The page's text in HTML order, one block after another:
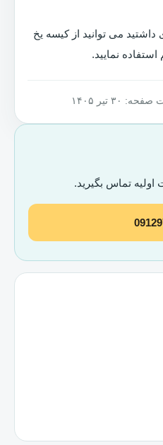
می توانید از کیسه یخ
نمایید.
تیر ۱۴۰۵
تماس بگیرید.